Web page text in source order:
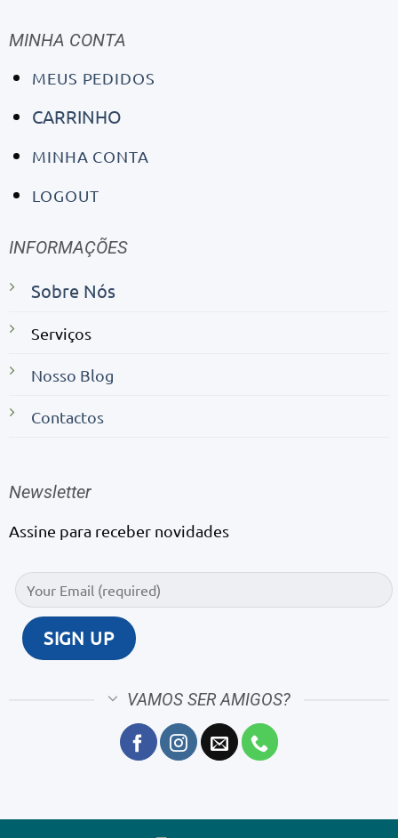
MINHA CONTA
MEUS PEDIDOS
CARRINHO
MINHA CONTA
LOGOUT
INFORMAÇÕES
Sobre Nós
Serviços
Nosso Blog
Contactos
Newsletter
Assine para receber novidades
VAMOS SER AMIGOS?